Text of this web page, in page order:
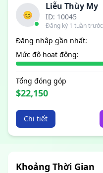
😊
Liễu Thùy My
ID: 10045
Đăng ký 1 tuần trước
Đăng nhập gần nhất:
Mức độ hoạt động:
Tổng đóng góp
$22,150
Chi tiết
Khoảng Thời Gian